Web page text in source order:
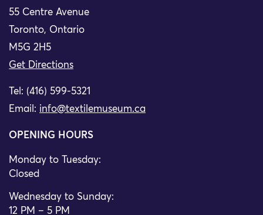
55 Centre Avenue
Toronto, Ontario
M5G 2H5
Get Directions
Tel: (416) 599-5321
Email: info@textilemuseum.ca
OPENING HOURS
Monday to Tuesday:
Closed
Wednesday to Sunday:
12 PM – 5 PM